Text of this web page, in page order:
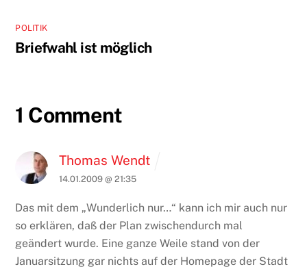
POLITIK
Briefwahl ist möglich
1 Comment
Thomas Wendt
14.01.2009 @ 21:35
Das mit dem „Wunderlich nur…“ kann ich mir auch nur
so erklären, daß der Plan zwischendurch mal
geändert wurde. Eine ganze Weile stand von der
Januarsitzung gar nichts auf der Homepage der Stadt